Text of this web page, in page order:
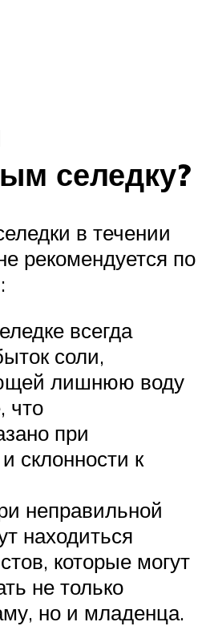
селедку?
в течении
рекомендуется по
всегда
соли,
лишнюю воду
что
при
склонности к
неправильной
находиться
которые могут
не только
но и младенца.